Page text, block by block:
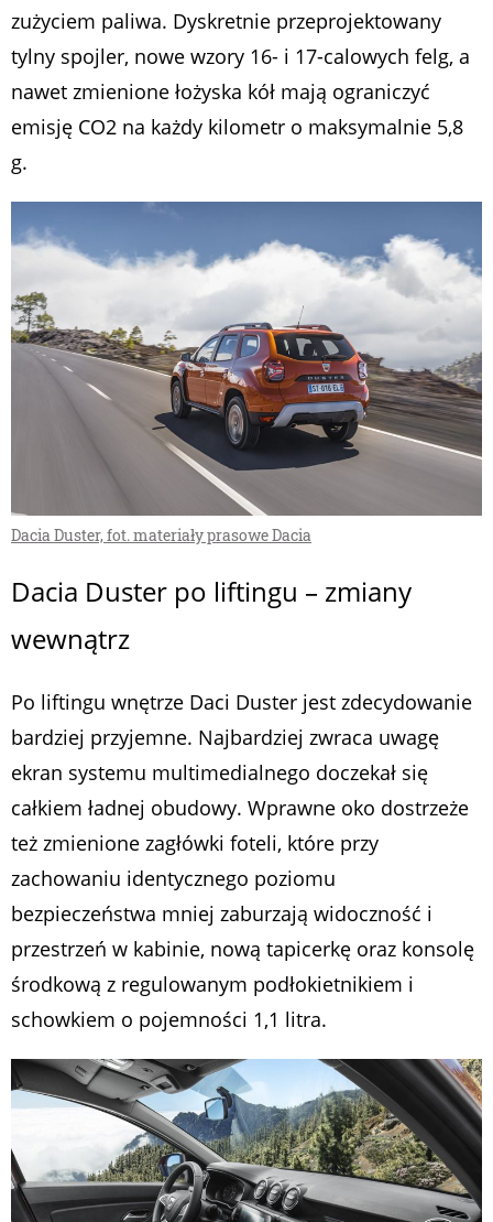
zużyciem paliwa. Dyskretnie przeprojektowany
tylny spojler, nowe wzory 16- i 17-calowych felg, a
nawet zmienione łożyska kół mają ograniczyć
emisję CO2 na każdy kilometr o maksymalnie 5,8
g.
Dacia Duster, fot. materiały prasowe Dacia
Dacia Duster po liftingu – zmiany
wewnątrz
Po liftingu wnętrze Daci Duster jest zdecydowanie
bardziej przyjemne. Najbardziej zwraca uwagę
ekran systemu multimedialnego doczekał się
całkiem ładnej obudowy. Wprawne oko dostrzeże
też zmienione zagłówki foteli, które przy
zachowaniu identycznego poziomu
bezpieczeństwa mniej zaburzają widoczność i
przestrzeń w kabinie, nową tapicerkę oraz konsolę
środkową z regulowanym podłokietnikiem i
schowkiem o pojemności 1,1 litra.